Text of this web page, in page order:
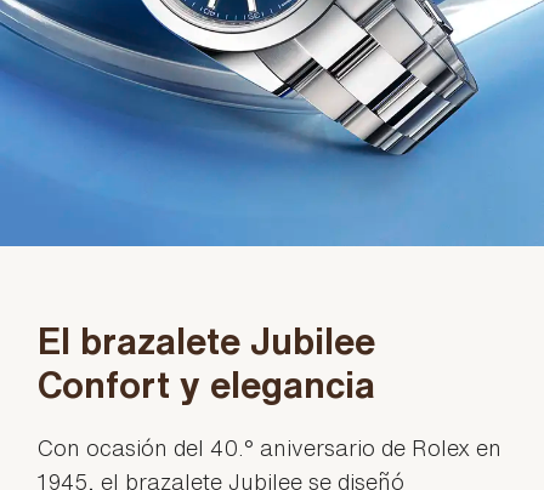
El brazalete Jubilee
Confort y elegancia
Con ocasión del 40.° aniversario de Rolex en
1945, el brazalete Jubilee se diseñó